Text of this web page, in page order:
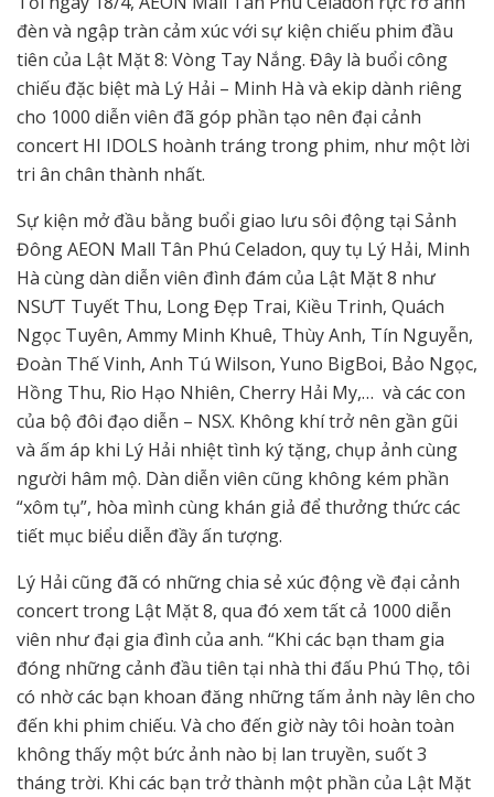
đèn và ngập tràn cảm xúc với sự kiện chiếu phim đầu
tiên của Lật Mặt 8: Vòng Tay Nắng. Đây là buổi công
chiếu đặc biệt mà Lý Hải – Minh Hà và ekip dành riêng
cho 1000 diễn viên đã góp phần tạo nên đại cảnh
concert HI IDOLS hoành tráng trong phim, như một lời
tri ân chân thành nhất.
Sự kiện mở đầu bằng buổi giao lưu sôi động tại Sảnh
Đông AEON Mall Tân Phú Celadon, quy tụ Lý Hải, Minh
Hà cùng dàn diễn viên đình đám của Lật Mặt 8 như
NSƯT Tuyết Thu, Long Đẹp Trai, Kiều Trinh, Quách
Ngọc Tuyên, Ammy Minh Khuê, Thùy Anh, Tín Nguyễn,
Đoàn Thế Vinh, Anh Tú Wilson, Yuno BigBoi, Bảo Ngọc,
Hồng Thu, Rio Hạo Nhiên, Cherry Hải My,… và các con
của bộ đôi đạo diễn – NSX. Không khí trở nên gần gũi
và ấm áp khi Lý Hải nhiệt tình ký tặng, chụp ảnh cùng
người hâm mộ. Dàn diễn viên cũng không kém phần
“xôm tụ”, hòa mình cùng khán giả để thưởng thức các
tiết mục biểu diễn đầy ấn tượng.
Lý Hải cũng đã có những chia sẻ xúc động về đại cảnh
concert trong Lật Mặt 8, qua đó xem tất cả 1000 diễn
viên như đại gia đình của anh. “Khi các bạn tham gia
đóng những cảnh đầu tiên tại nhà thi đấu Phú Thọ, tôi
có nhờ các bạn khoan đăng những tấm ảnh này lên cho
đến khi phim chiếu. Và cho đến giờ này tôi hoàn toàn
không thấy một bức ảnh nào bị lan truyền, suốt 3
tháng trời. Khi các bạn trở thành một phần của Lật Mặt